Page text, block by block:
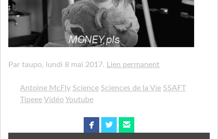
Par taupo, lundi 8 mai 2017. Lien permanent
Antoine McFly Science Sciences de la Vie SSAFT
TipeeeVidéoYoutube
facebook twitterbird email